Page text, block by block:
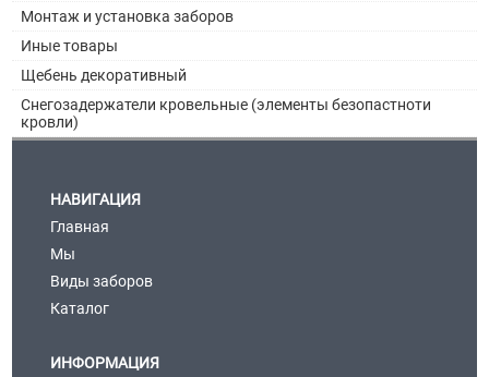
Монтаж и установка заборов
Иные товары
Щебень декоративный
Снегозадержатели кровельные (элементы безопастноти
кровли)
НАВИГАЦИЯ
Главная
Мы
Виды заборов
Каталог
ИНФОРМАЦИЯ